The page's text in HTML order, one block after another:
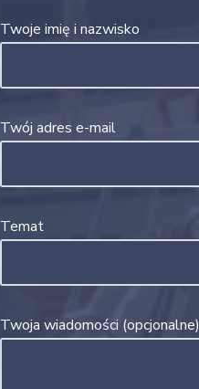
Twoje imię i nazwisko
Twój adres e-mail
Temat
Twoja wiadomości (opcjonalne)